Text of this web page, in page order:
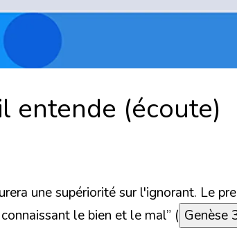
entende (écoute)
une supériorité sur l'ignorant. Le
le bien et le mal” ( Genèse